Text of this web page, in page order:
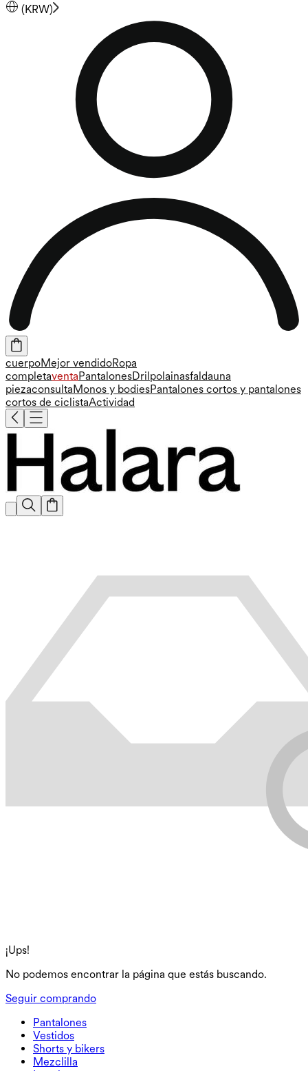
(KRW)
cuerpoMejor vendidoRopa
completaventa PantalonesDril polainasfaldauna
piezaconsulta Monos y bodiesPantalones cortos y pantalones
cortos de ciclistaActividad
¡Ups!
No podemos encontrar la página que estás buscando.
Seguir comprando
Pantalones
Pantalones
Joggers
Pantalones de trabajo
Vestidos
Vestidos
Sportkleider
Shorts y bikers
Shorts y bikers
Mezclilla